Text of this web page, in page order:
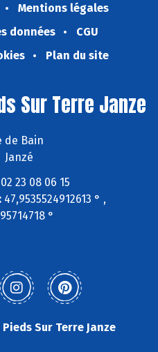
Mentions légales
données
CGU
Plan du site
Sur Terre Janze
de Bain
Janzé
23 08 06 15
47,9535524912613 ° ,
°
Sur Terre Janze